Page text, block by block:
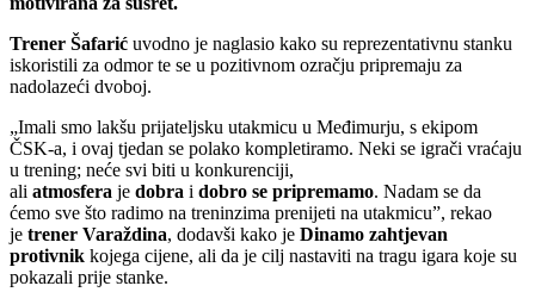
Trener Šafarić uvodno je naglasio kako su reprezentativnu stanku
iskoristili za odmor te se u pozitivnom ozračju pripremaju za
nadolazeći dvoboj.
„Imali smo lakšu prijateljsku utakmicu u Međimurju, s ekipom
ČSK-a, i ovaj tjedan se polako kompletiramo. Neki se igrači vraćaju
u trening; neće svi biti u konkurenciji,
ali atmosfera je dobra i dobro se pripremamo. Nadam se da
ćemo sve što radimo na treninzima prenijeti na utakmicu”, rekao
je trener Varaždina, dodavši kako je Dinamo zahtjevan
protivnik kojega cijene, ali da je cilj nastaviti na tragu igara koje su
pokazali prije stanke.